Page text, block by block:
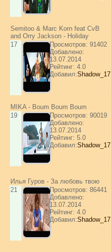
Semitoo & Marc Korn feat CvB
and Orry Jackson - Holiday
17
Просмотров: 91402
Добавлено:
13.07.2014
Рейтинг: 4.0
Добавил:Shadow_17
MIKA - Boum Boum Boum
19
Просмотров: 90019
Добавлено:
13.07.2014
Рейтинг: 5.0
Добавил:Shadow_17
Илья Гуров - За любовь твою
21
Просмотров: 86441
Добавлено:
13.07.2014
Рейтинг: 4.0
Добавил:Shadow_17